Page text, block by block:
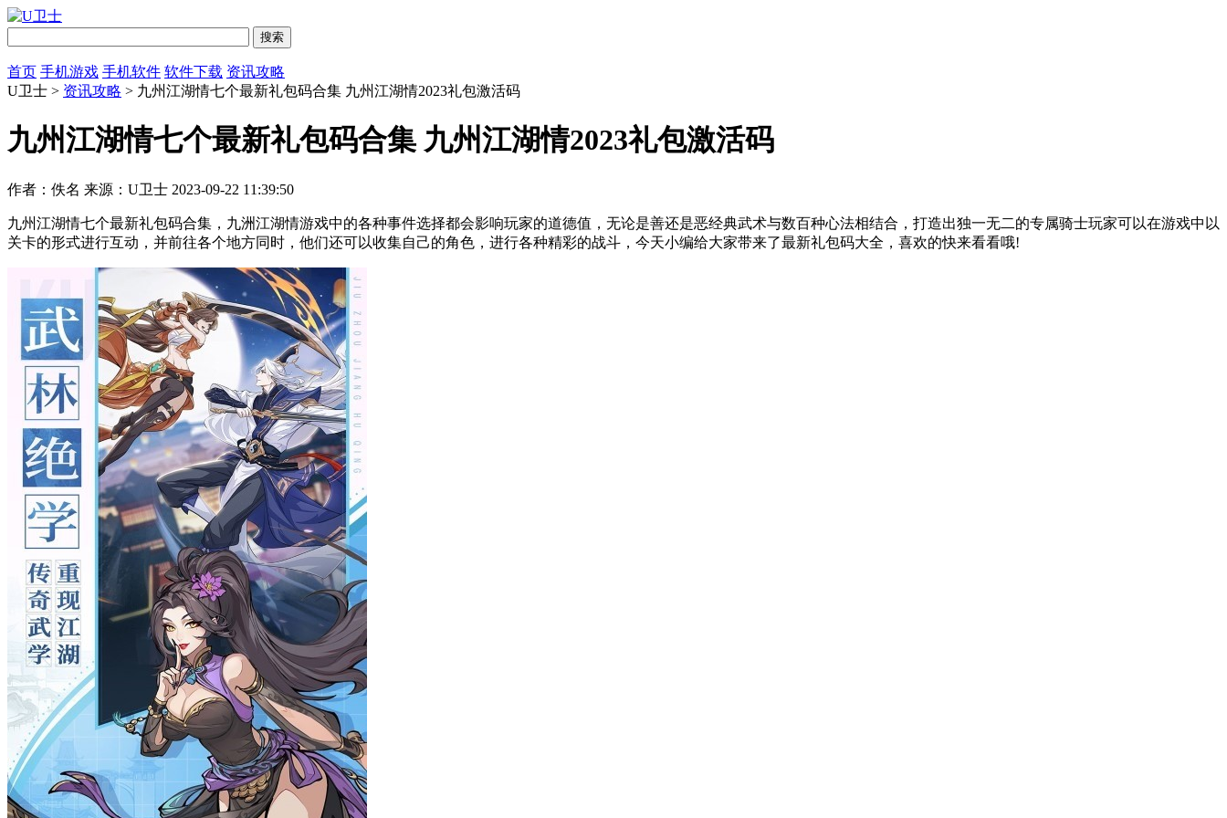
首页 手机游戏 手机软件 软件下载 资讯攻略
U卫士 > 资讯攻略 > 九州江湖情七个最新礼包码合集 九州江湖情2023礼包激活码
九州江湖情七个最新礼包码合集 九州江湖情2023礼包激活码
作者：佚名 来源：U卫士 2023-09-22 11:39:50
九州江湖情七个最新礼包码合集，九洲江湖情游戏中的各种事件选择都会影响玩家的道德值，无论是善还是恶经典武术与数百种心法相结合，打造出独一无二的专属骑士玩家可以在游戏中以
关卡的形式进行互动，并前往各个地方同时，他们还可以收集自己的角色，进行各种精彩的战斗，今天小编给大家带来了最新礼包码大全，喜欢的快来看看哦!